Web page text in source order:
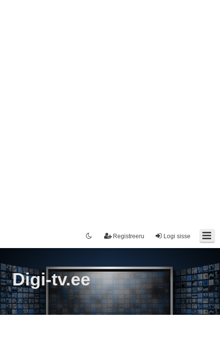
Logi sisse
Registreeru
Digi-tv.ee